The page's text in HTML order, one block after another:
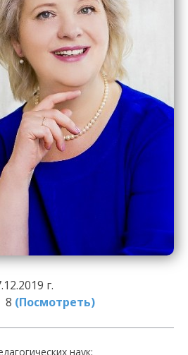
г.
8 (Посмотреть)
наук;